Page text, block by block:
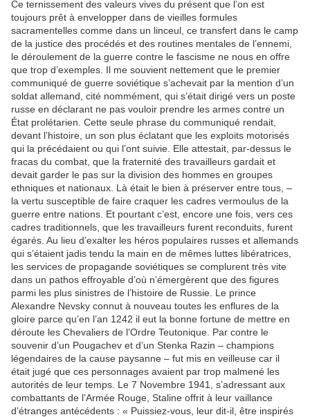
Ce ternissement des valeurs vives du présent que l’on est
toujours prêt à envelopper dans de vieilles formules
sacramentelles comme dans un linceul, ce transfert dans le camp
de la justice des procédés et des routines mentales de l’ennemi,
le déroulement de la guerre contre le fascisme ne nous en offre
que trop d’exemples. Il me souvient nettement que le premier
communiqué de guerre soviétique s’achevait par la mention d’un
soldat allemand, cité nommément, qui s’était dirigé vers un poste
russe en déclarant ne pas vouloir prendre les armes contre un
État prolétarien. Cette seule phrase du communiqué rendait,
devant l’histoire, un son plus éclatant que les exploits motorisés
qui la précédaient ou qui l’ont suivie. Elle attestait, par-dessus le
fracas du combat, que la fraternité des travailleurs gardait et
devait garder le pas sur la division des hommes en groupes
ethniques et nationaux. Là était le bien à préserver entre tous, –
la vertu susceptible de faire craquer les cadres vermoulus de la
guerre entre nations. Et pourtant c’est, encore une fois, vers ces
cadres traditionnels, que les travailleurs furent reconduits, furent
égarés. Au lieu d’exalter les héros populaires russes et allemands
qui s’étaient jadis tendu la main en de mêmes luttes libératrices,
les services de propagande soviétiques se complurent très vite
dans un pathos effroyable d’où n’émergèrent que des figures
parmi les plus sinistres de l’histoire de Russie. Le prince
Alexandre Nevsky connut à nouveau toutes les enflures de la
gloire parce qu’en l’an 1242 il eut la bonne fortune de mettre en
déroute les Chevaliers de l’Ordre Teutonique. Par contre le
souvenir d’un Pougachev et d’un Stenka Razin – champions
légendaires de la cause paysanne – fut mis en veilleuse car il
était jugé que ces personnages avaient par trop malmené les
autorités de leur temps. Le 7 Novembre 1941, s’adressant aux
combattants de l’Armée Rouge, Staline offrit à leur vaillance
d’étranges antécédents : « Puissiez-vous, leur dit-il, être inspirés